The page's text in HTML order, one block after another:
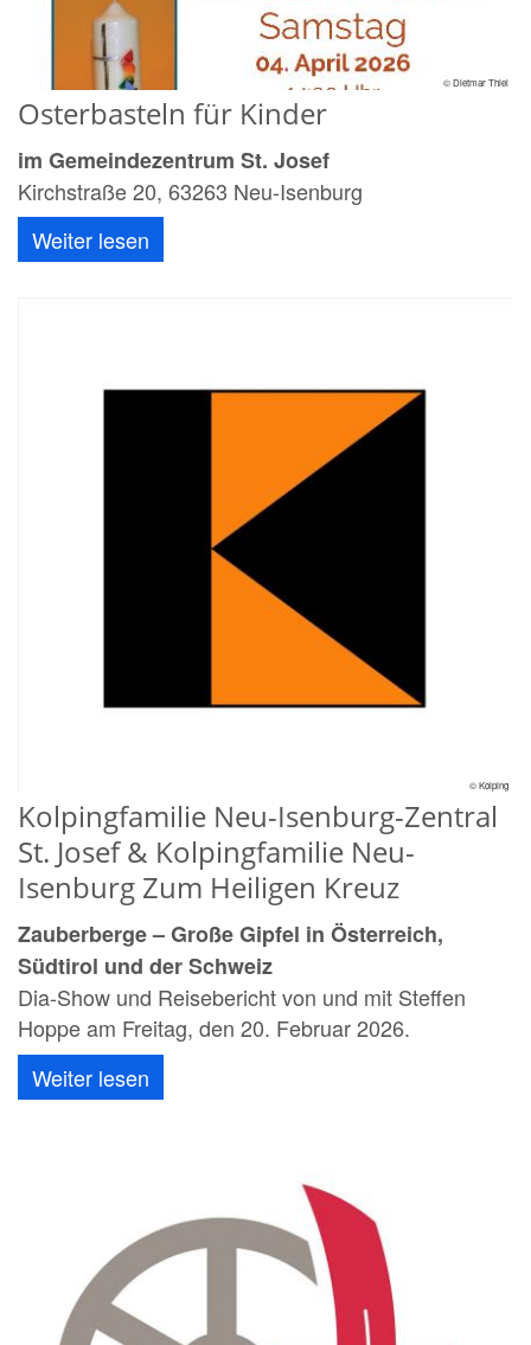
© Dietmar Thiel
Osterbasteln für Kinder
im Gemeindezentrum St. Josef
Kirchstraße 20, 63263 Neu-Isenburg
Weiter lesen
© Kolping
Kolpingfamilie Neu-Isenburg-Zentral
St. Josef & Kolpingfamilie Neu-
Isenburg Zum Heiligen Kreuz
Zauberberge – Große Gipfel in Österreich,
Südtirol und der Schweiz
Dia-Show und Reisebericht von und mit Steffen
Hoppe am Freitag, den 20. Februar 2026.
Weiter lesen